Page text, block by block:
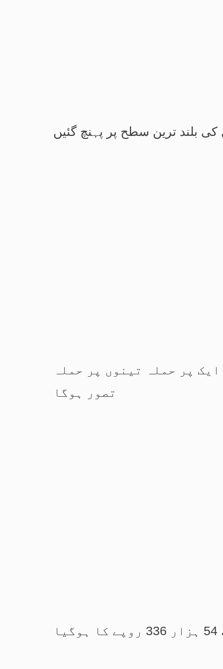
بلند ترین سطح پر پہنچ گئیں
پر حملہ تینوں پر حملہ
تصور ہوگا